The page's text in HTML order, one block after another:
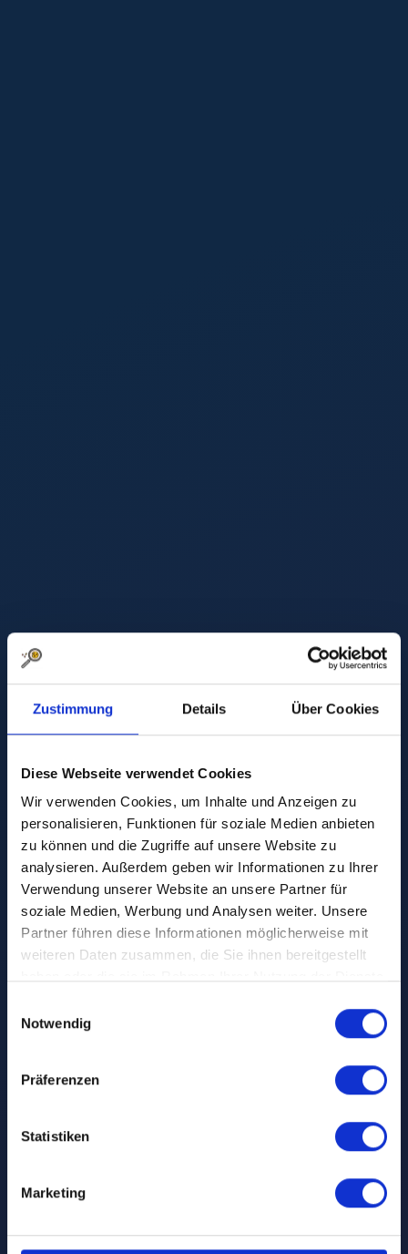
Zustimmung Details Über Cookies
Diese Webseite verwendet Cookies
Wir verwenden Cookies, um Inhalte und Anzeigen zu
personalisieren, Funktionen für soziale Medien anbieten
zu können und die Zugriffe auf unsere Website zu
analysieren. Außerdem geben wir Informationen zu Ihrer
Verwendung unserer Website an unsere Partner für
soziale Medien, Werbung und Analysen weiter. Unsere
Partner führen diese Informationen möglicherweise mit
weiteren Daten zusammen, die Sie ihnen bereitgestellt
Notwendig
Präferenzen
Statistiken
Marketing
Mehr als nur einJob
hast bei uns die Chance, die Zukunft aktiv
mitzugestalten und dich mit deinen eigenen
Ideen einzubringen. Eine tiefe und dauerhafte
Beziehung hat für uns die höchste Priorität:
horizoom!